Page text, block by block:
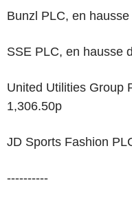
Bunzl PLC, en
SSE PLC, en hausse
United Utilities Group
1,306.50p
JD Sports Fashion
----------